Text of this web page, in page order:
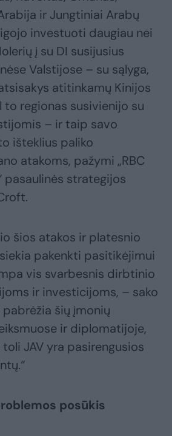
ir Jungtiniai Arabų
investuoti daugiau nei
į su DI susijusius
Valstijose – su sąlyga,
atitinkamų Kinijos
to regionas susivienijo su
– ir taip savo
išteklius paliko
atakoms, pažymi „RBC
pasaulinės strategijos
šios atakos ir platesnio
pakenkti pasitikėjimui
vis svarbesnis dirbtinio
ir investicijoms, – sako
šių įmonių
ir diplomatijoje,
JAV yra pasirengusios
posūkis